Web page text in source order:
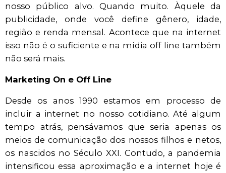
nosso público alvo. Quando muito. Àquele da
publicidade, onde você define gênero, idade,
região e renda mensal. Acontece que na internet
isso não é o suficiente e na mídia off line também
não será mais.
Marketing On e Off Line
Desde os anos 1990 estamos em processo de
incluir a internet no nosso cotidiano. Até algum
tempo atrás, pensávamos que seria apenas os
meios de comunicação dos nossos filhos e netos,
os nascidos no Século XXI. Contudo, a pandemia
intensificou essa aproximação e a internet hoje é